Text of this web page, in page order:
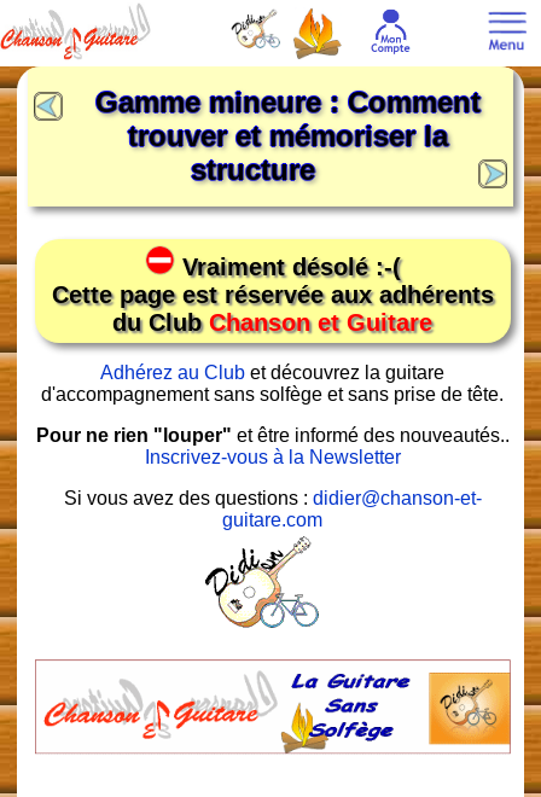
Gamme mineure : Comment
trouver et mémoriser la
structure
Vraiment désolé :-(
Cette page est réservée aux adhérents
du ClubChanson et Guitare
Adhérez au Club et découvrez la guitare
d'accompagnement sans solfège et sans prise de tête.
Pour ne rien "louper" et être informé des nouveautés..
Inscrivez-vous à la Newsletter
Si vous avez des questions : didier@chanson-et-
guitare.com